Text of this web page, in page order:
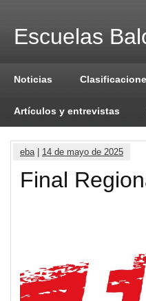
Escuelas
Noticias
Artículos y entrevistas
eba| 14 de mayo de 2025
Final